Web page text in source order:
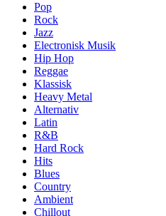
Pop
Rock
Jazz
Electronisk Musik
Hip Hop
Reggae
Klassisk
Heavy Metal
Alternativ
Latin
R&B
Hard Rock
Hits
Blues
Country
Ambient
Chillout